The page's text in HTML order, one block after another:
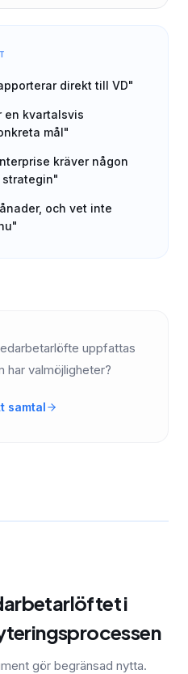
direkt till VD"
en kvartalsvis
mål"
kräver någon
strategin"
och vet inte
uppfattas
har valmöjligheter?
samtal
i
gör begränsad nytta.